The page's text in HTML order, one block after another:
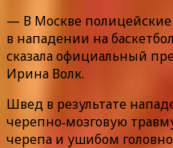
— В Москве
в нападении на
сказала официальный
Ирина Волк.
Швед в результате
черепно‑мозговую
черепа и ушибом